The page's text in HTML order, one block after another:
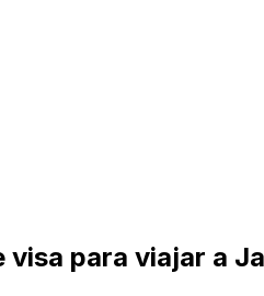
visa para viajar a